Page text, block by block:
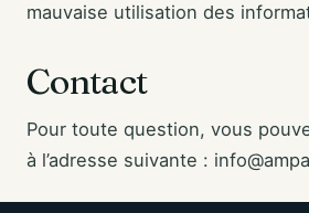
mauvaise utilisation des
Contact
Pour toute question, vous
à l’adresse suivante :